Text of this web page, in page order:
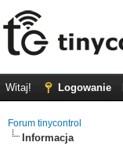
Witaj! Logowanie
Forum tinycontrol
Informacja